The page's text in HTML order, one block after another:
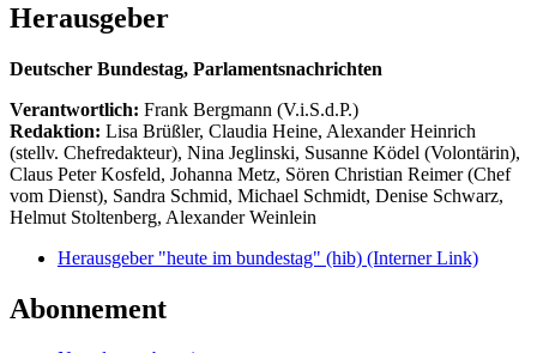
Herausgeber
Deutscher Bundestag, Parlamentsnachrichten
Verantwortlich: Frank Bergmann (V.i.S.d.P.)
Redaktion: Lisa Brüßler, Claudia Heine, Alexander Heinrich
(stellv. Chefredakteur), Nina Jeglinski, Susanne Ködel (Volontärin),
Claus Peter Kosfeld, Johanna Metz, Sören Christian Reimer (Chef
vom Dienst), Sandra Schmid, Michael Schmidt, Denise Schwarz,
Helmut Stoltenberg, Alexander Weinlein
Herausgeber "heute im bundestag" (hib) (Interner Link)
Abonnement